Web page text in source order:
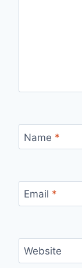
Name *
Email *
Website